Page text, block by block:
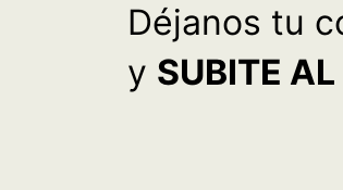
Déjanos tu
y SUBITE